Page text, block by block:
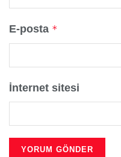
E-posta *
İnternet sitesi